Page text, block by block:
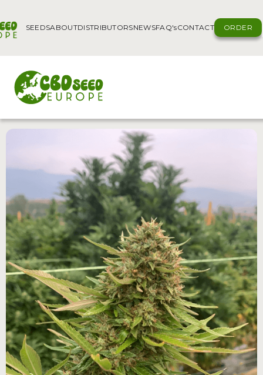
SEEDSABOUTDISTRIBUTORSNEWSFAQ'sCONTACT ORDER